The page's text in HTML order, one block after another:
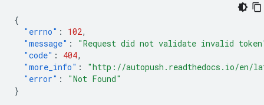
{
"errno" : 102,
"message" :
"Request did not validate invalid
"code" : 404,
"more_info" :
"http://autopush.readthedocs.io/en/
"error" :
"Not Found"
}